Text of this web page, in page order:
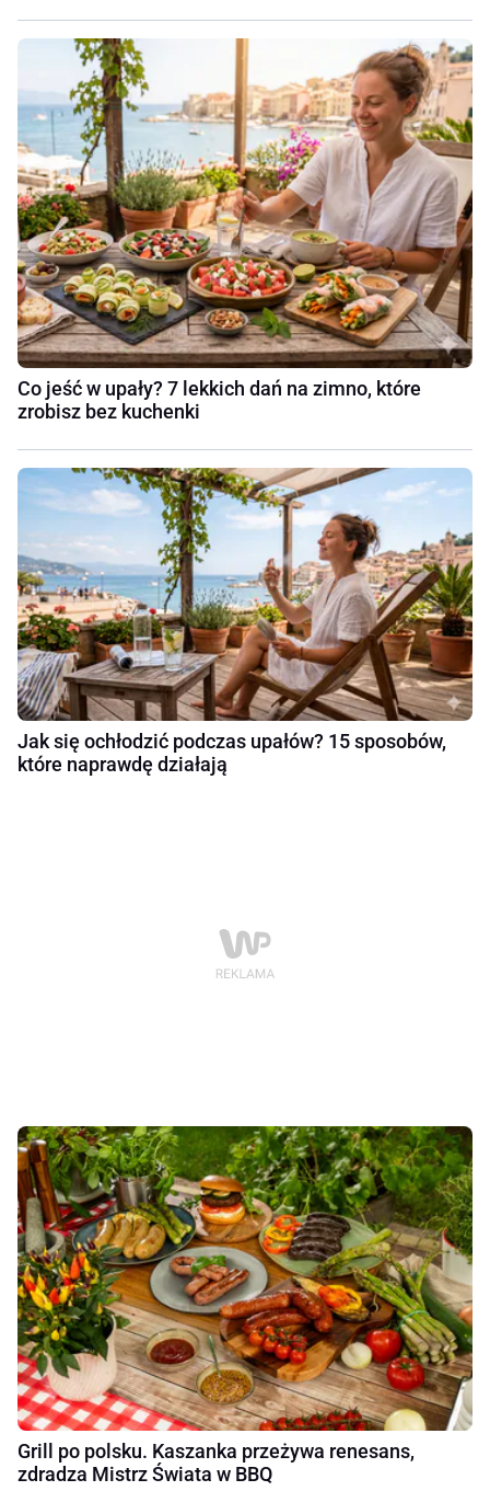
Co jeść w upały? 7 lekkich dań na zimno, które
zrobisz bez kuchenki
Jak się ochłodzić podczas upałów? 15 sposobów,
które naprawdę działają
Grill po polsku. Kaszanka przeżywa renesans,
zdradza Mistrz Świata w BBQ